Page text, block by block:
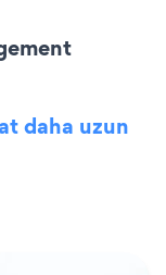
daha uzun